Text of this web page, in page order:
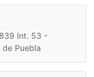
Int. 53 -
Puebla